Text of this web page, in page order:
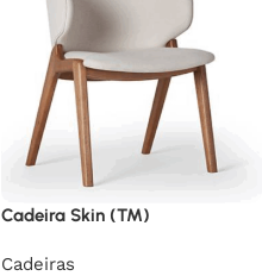
Cadeira Skin (TM)
Cadeiras